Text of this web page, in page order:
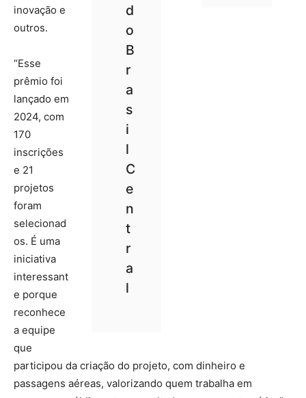
d
o
B
r
a
s
i
l
C
e
n
t
r
a
l
inovação e
outros.
“Esse
prêmio foi
lançado em
2024, com
170
inscrições
e 21
projetos
foram
selecionad
os. É uma
iniciativa
interessant
e porque
reconhece
a equipe
que
participou da criação do projeto, com dinheiro e
passagens aéreas, valorizando quem trabalha em